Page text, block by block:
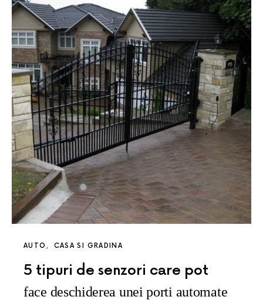
AUTO CASA SI GRADINA
5 tipuri de senzori care pot
face deschiderea unei porti automate